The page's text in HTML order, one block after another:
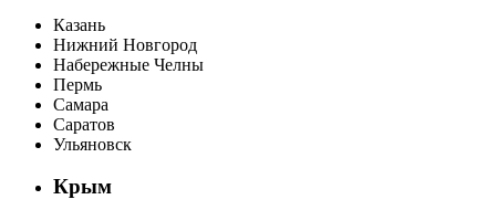
Казань
Нижний Новгород
Набережные Челны
Пермь
Самара
Саратов
Ульяновск
Крым